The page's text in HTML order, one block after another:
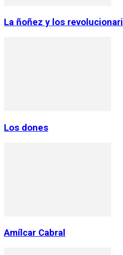
La ñoñez y los
Los dones
Amílcar Cabral